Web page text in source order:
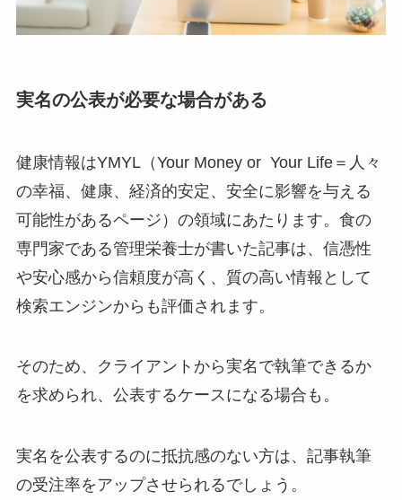
実名の公表が必要な場合がある
健康情報はYMYL（Your Money or Your Life＝人々
の幸福、健康、経済的安定、安全に影響を与える
可能性があるページ）の領域にあたります。食の
専門家である管理栄養士が書いた記事は、信憑性
や安心感から信頼度が高く、質の高い情報として
検索エンジンからも評価されます。
そのため、クライアントから実名で執筆できるか
を求められ、公表するケースになる場合も。
実名を公表するのに抵抗感のない方は、記事執筆
の受注率をアップさせられるでしょう。